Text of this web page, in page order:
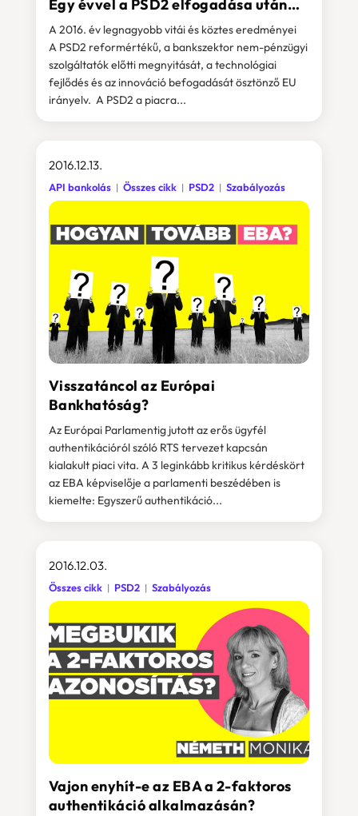
Egy évvel a PSD2 elfogadása után…
A 2016. év legnagyobb vitái és köztes eredményei
A PSD2 reformértékű, a bankszektor nem-pénzügyi
szolgáltatók előtti megnyitását, a technológiai
fejlődés és az innováció befogadását ösztönző EU
irányelv. A PSD2 a piacra...
Visszatáncol az Európai
Bankhatóság?
2016.12.13.
API bankolás Összes cikk PSD2 Szabályozás
Az Európai Parlamentig jutott az erős ügyfél
authentikációról szóló RTS tervezet kapcsán
kialakult piaci vita. A 3 leginkább kritikus kérdéskört
az EBA képviselője a parlamenti beszédében is
kiemelte: Egyszerű authentikáció...
Vajon enyhít-e az EBA a 2-faktoros
authentikáció alkalmazásán?
2016.12.03.
Összes cikk PSD2 Szabályozás